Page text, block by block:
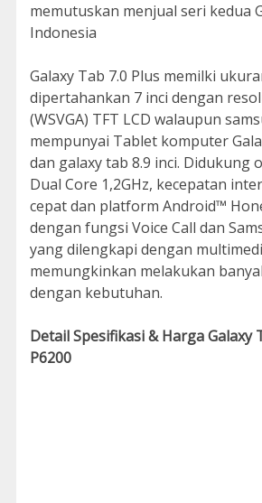
memutuskan menjual seri kedua
Indonesia
Galaxy Tab 7.0 Plus memilki
dipertahankan 7 inci dengan
(WSVGA) TFT LCD walaupun
mempunyai Tablet komputer
dan galaxy tab 8.9 inci. Didukung
Dual Core 1,2GHz, kecepatan
cepat dan platform Android™
dengan fungsi Voice Call dan
yang dilengkapi dengan
memungkinkan melakukan
dengan kebutuhan.
Detail Spesifikasi & Harga Galaxy
P6200